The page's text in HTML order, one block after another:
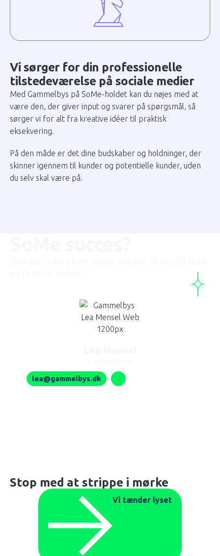
Vi sørger for din professionelle
tilstedeværelse på sociale medier
Med Gammelbys på SoMe-holdet kan du nøjes med at
være den, der giver input og svarer på spørgsmål, så
sørger vi for alt fra kreative idéer til praktisk
eksekvering.
På den måde er det dine budskaber og holdninger, der
skinner igennem til kunder og potentielle kunder, uden
du selv skal være på.
lea@gammelbys.dk
Stop med at strippe i mørke
Vi tænder lyset